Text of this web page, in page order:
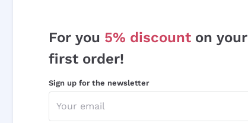
For you 5% discount on your
first order!
Sign up for the newsletter